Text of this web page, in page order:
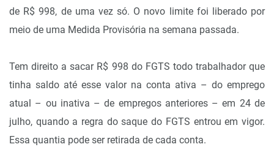
de R$ 998, de uma vez só. O novo limite foi liberado por
meio de uma Medida Provisória na semana passada.
Tem direito a sacar R$ 998 do FGTS todo trabalhador que
tinha saldo até esse valor na conta ativa – do emprego
atual – ou inativa – de empregos anteriores – em 24 de
julho, quando a regra do saque do FGTS entrou em vigor.
Essa quantia pode ser retirada de cada conta.